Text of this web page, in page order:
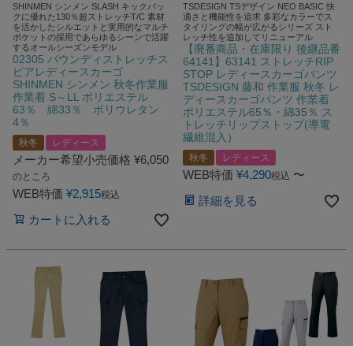
SHINMEN シンメン SLASH キックバッ
クに優れた130％超ストレッチT/C 素材
を活かしたシルエットと実用的なマルチ
ポケットの採用であらゆるシーンで活躍
するオールシーズンモデル
02305 バウンディストレッチス
ピアレディースカーゴ
SHINMEN シンメン 秋冬作業服
作業着 S～LL ポリエステル
63％ 綿33％ ポリウレタン
4％
秋冬 レディース
メーカー希望小売価格 ¥6,050
のところ
WEB特価 ¥2,915税込
カートに入れる
TSDESIGN TSデザイン NEO BASIC 快
適さと機能性を追求 多彩なカラーでス
タイリングの幅が広がるシリーズ スト
レッチ性を追加してリニューアル
【廃番商品・在庫限り 後継品番
64141】63141 ストレッチRIP
STOP レディースカーゴパンツ
TSDESIGN 藤和 作業服 秋冬 レ
ディースカーゴパンツ 作業着
ポリエステル65％・綿35％ ス
トレッチリップストップ(導電
繊維混入）
秋冬 レディース
WEB特価 ¥4,290税込 〜
詳細を見る